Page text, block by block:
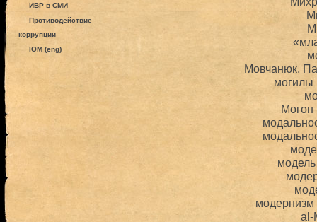
ИВР в СМИ
Противодействие
коррупции
IOM (eng)
Мовчанюк,
могилы
Могон
модернизм
al-